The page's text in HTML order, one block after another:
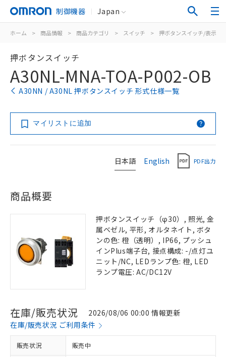
制御機器 Japan
ホーム > 商品情報 > 商品カテゴリ > スイッチ > 押ボタンスイッチ/表示灯
押ボタンスイッチ
A30NL-MNA-TOA-P002-OB
A30NN / A30NL 押ボタンスイッチ 形式仕様一覧
マイリストに追加
日本語 English PDF出力
商品概要
押ボタンスイッチ（φ30）, 照光, 金
属ベゼル, 平形, オルタネイト, ボタ
ンの色: 橙（透明）, IP66, プッシュ
インPlus端子台, 接点構成: -/点灯ユ
ニット/NC, LEDランプ色: 橙, LED
ランプ電圧: AC/DC12V
在庫/販売状況
2026/08/06 00:00 情報更新
在庫/販売状況 ご利用条件
販売状況 販売中